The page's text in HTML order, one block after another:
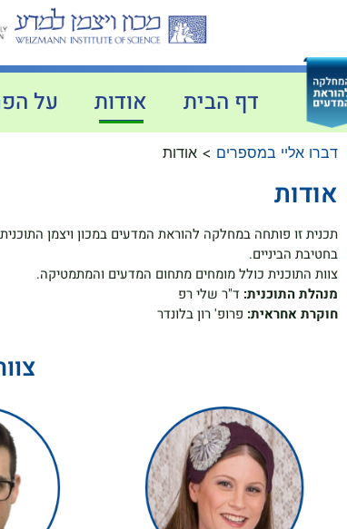
דף הבית
אודות על
דברו אליי במספרים > אודות
אודות
תכנית זו פותחה במחלקה להוראת המדעים במכון ויצמן
בחטיבת הביניים.
צוות התוכנית כולל מומחים מתחום המדעים והמתמטיקה.
מנהלת התוכנית: ד"ר שלי רפ
חוקרת אחראית: פרופ' רון בלונדר